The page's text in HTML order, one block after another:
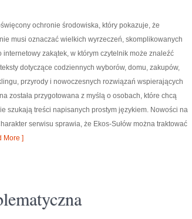
ochronie środowiska, który pokazuje, że
musi oznaczać wielkich wyrzeczeń, skomplikowanych
zakątek, w którym czytelnik może znaleźć
dotyczące codziennych wyborów, domu, zakupów,
przyrody i nowoczesnych rozwiązań wspierających
została przygotowana z myślą o osobach, które chcą
szukają treści napisanych prostym językiem. Nowości na
serwisu sprawia, że Ekos-Sułów można traktować
More ]